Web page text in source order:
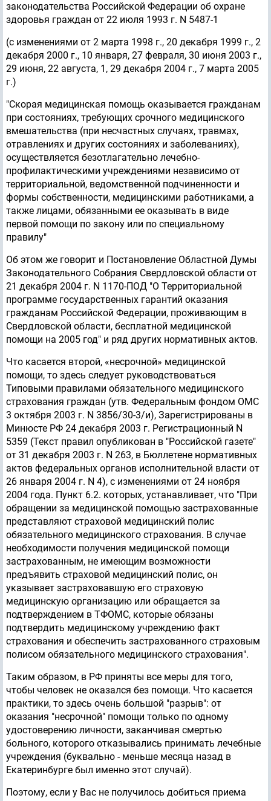
законодательства Российской Федерации об охране
здоровья граждан от 22 июля 1993 г. N 5487-1
(с изменениями от 2 марта 1998 г., 20 декабря 1999 г., 2
декабря 2000 г., 10 января, 27 февраля, 30 июня 2003 г.,
29 июня, 22 августа, 1, 29 декабря 2004 г., 7 марта 2005
г.)
"Скорая медицинская помощь оказывается гражданам
при состояниях, требующих срочного медицинского
вмешательства (при несчастных случаях, травмах,
отравлениях и других состояниях и заболеваниях),
осуществляется безотлагательно лечебно-
профилактическими учреждениями независимо от
территориальной, ведомственной подчиненности и
формы собственности, медицинскими работниками, а
также лицами, обязанными ее оказывать в виде
первой помощи по закону или по специальному
правилу"
Об этом же говорит и Постановление Областной Думы
Законодательного Собрания Свердловской области от
21 декабря 2004 г. N 1170-ПОД "О Территориальной
программе государственных гарантий оказания
гражданам Российской Федерации, проживающим в
Свердловской области, бесплатной медицинской
помощи на 2005 год" и ряд других нормативных актов.
Что касается второй, «несрочной» медицинской
помощи, то здесь следует руководствоваться
Типовыми правилами обязательного медицинского
страхования граждан (утв. Федеральным фондом ОМС
3 октября 2003 г. N 3856/30-3/и), Зарегистрированы в
Минюсте РФ 24 декабря 2003 г. Регистрационный N
5359 (Текст правил опубликован в "Российской газете"
от 31 декабря 2003 г. N 263, в Бюллетене нормативных
актов федеральных органов исполнительной власти от
26 января 2004 г. N 4), с изменениями от 24 ноября
2004 года. Пункт 6.2. которых, устанавливает, что "При
обращении за медицинской помощью застрахованные
представляют страховой медицинский полис
обязательного медицинского страхования. В случае
необходимости получения медицинской помощи
застрахованным, не имеющим возможности
предъявить страховой медицинский полис, он
указывает застраховавшую его страховую
медицинскую организацию или обращается за
подтверждением в ТФОМС, которые обязаны
подтвердить медицинскому учреждению факт
страхования и обеспечить застрахованного страховым
полисом обязательного медицинского страхования".
Таким образом, в РФ приняты все меры для того,
чтобы человек не оказался без помощи. Что касается
практики, то здесь очень большой "разрыв": от
оказания "несрочной" помощи только по одному
удостоверению личности, заканчивая смертью
больного, которого отказывались принимать лечебные
учреждения (буквально - меньше месяца назад в
Екатеринбурге был именно этот случай).
Поэтому, если у Вас не получилось добиться приема